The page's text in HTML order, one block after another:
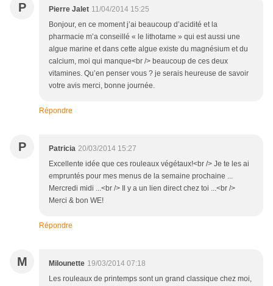
P Pierre Jalet 11/04/2014 15:25
Bonjour, en ce moment j’ai beaucoup d’acidité et la
pharmacie m’a conseillé « le lithotame » qui est aussi une
algue marine et dans cette algue existe du magnésium et du
calcium, moi qui manque<br /> beaucoup de ces deux
vitamines. Qu’en penser vous ? je serais heureuse de savoir
votre avis merci, bonne journée.
Répondre
P Patricia 20/03/2014 15:27
Excellente idée que ces rouleaux végétaux!<br /> Je te les ai
empruntés pour mes menus de la semaine prochaine ...
Mercredi midi ...<br /> Il y a un lien direct chez toi ...<br />
Merci & bon WE!
Répondre
M Milounette 19/03/2014 07:18
Les rouleaux de printemps sont un grand classique chez moi,